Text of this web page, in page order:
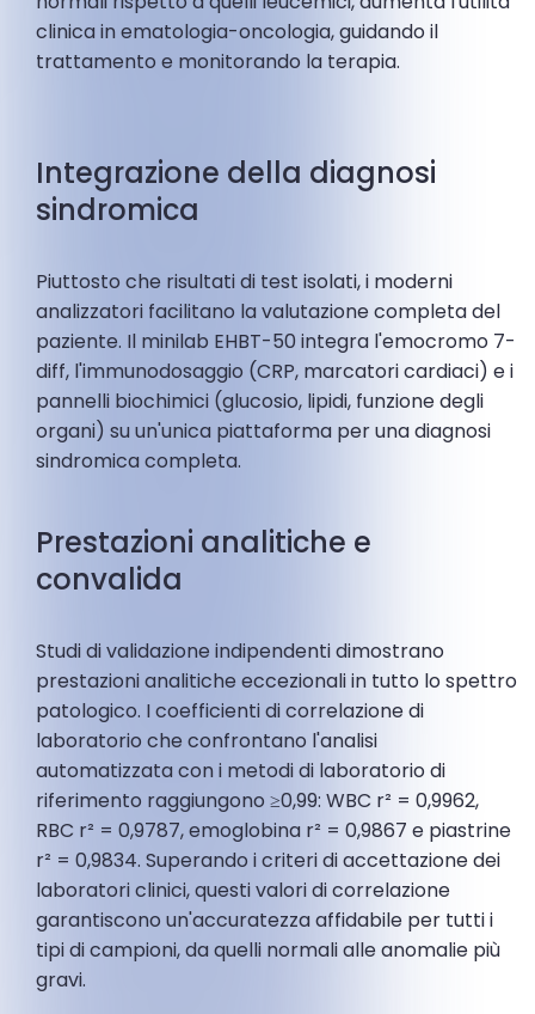
clinica in ematologia-oncologia, guidando il
trattamento e monitorando la terapia.
Integrazione della diagnosi
sindromica
Piuttosto che risultati di test isolati, i moderni
analizzatori facilitano la valutazione completa del
paziente. Il minilab EHBT-50 integra l'emocromo 7-
diff, l'immunodosaggio (CRP, marcatori cardiaci) e i
pannelli biochimici (glucosio, lipidi, funzione degli
organi) su un'unica piattaforma per una diagnosi
sindromica completa.
Prestazioni analitiche e
convalida
Studi di validazione indipendenti dimostrano
prestazioni analitiche eccezionali in tutto lo spettro
patologico. I coefficienti di correlazione di
laboratorio che confrontano l'analisi
automatizzata con i metodi di laboratorio di
riferimento raggiungono ≥0,99: WBC r² = 0,9962,
RBC r² = 0,9787, emoglobina r² = 0,9867 e piastrine
r² = 0,9834. Superando i criteri di accettazione dei
laboratori clinici, questi valori di correlazione
garantiscono un'accuratezza affidabile per tutti i
tipi di campioni, da quelli normali alle anomalie più
gravi.